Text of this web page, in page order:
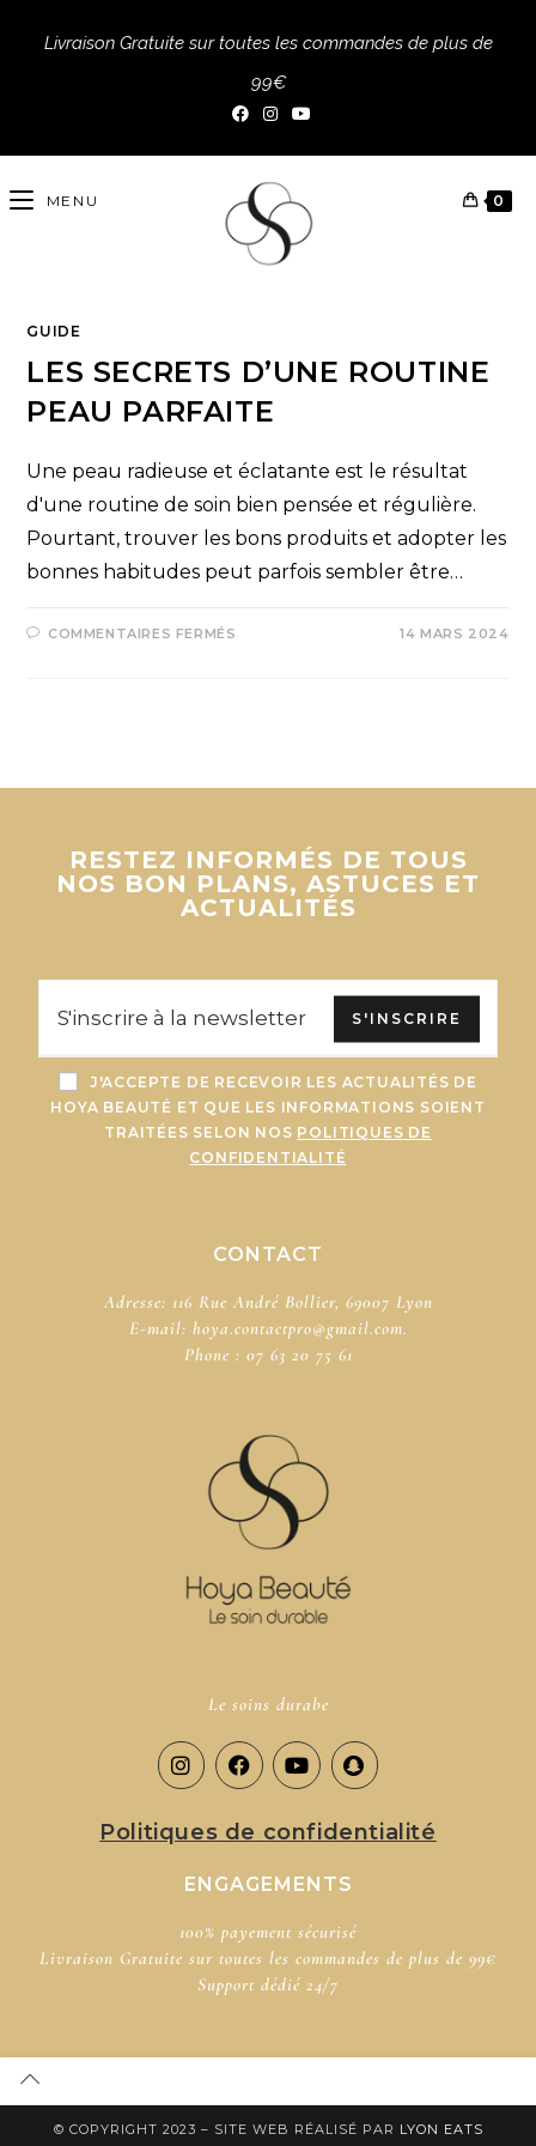
Livraison Gratuite sur toutes les commandes de plus de
99€
MENU 0
GUIDE
LES SECRETS D’UNE ROUTINE
PEAU PARFAITE
Une peau radieuse et éclatante est le résultat
d'une routine de soin bien pensée et régulière.
Pourtant, trouver les bons produits et adopter les
bonnes habitudes peut parfois sembler être…
COMMENTAIRES FERMÉS 14 MARS 2024
RESTEZ INFORMÉS DE TOUS
NOS BON PLANS, ASTUCES ET
ACTUALITÉS
S'INSCRIRE
J'ACCEPTE DE RECEVOIR LES ACTUALITÉS DE
HOYA BEAUTÉ ET QUE LES INFORMATIONS SOIENT
TRAITÉES SELON NOS POLITIQUES DE
CONFIDENTIALITÉ
CONTACT
Adresse: 116 Rue André Bollier, 69007 Lyon
E-mail: hoya.contactpro@gmail.com.
Phone : 07 63 20 75 61
Le soins durabe
Politiques de confidentialité
ENGAGEMENTS
100% payement sécurisé​
Livraison Gratuite sur toutes les commandes de plus de 99€
Support dédié​ 24/7
© COPYRIGHT 2023 – SITE WEB RÉALISÉ PAR LYON EATS